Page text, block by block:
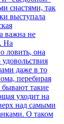
снастями, так
выступала
важна не
На
ловить, она
удовольствия
даже в то
перебирая
такие
уходит на
над самыми
О таком